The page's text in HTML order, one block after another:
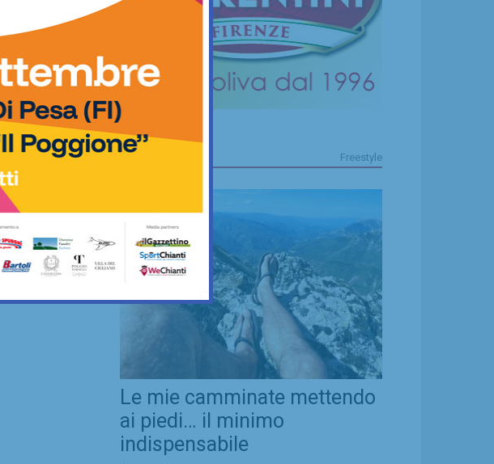
Pagina 1 di 3
FREESTYLE Freestyle
Le mie camminate mettendo
ai piedi… il minimo
indispensabile